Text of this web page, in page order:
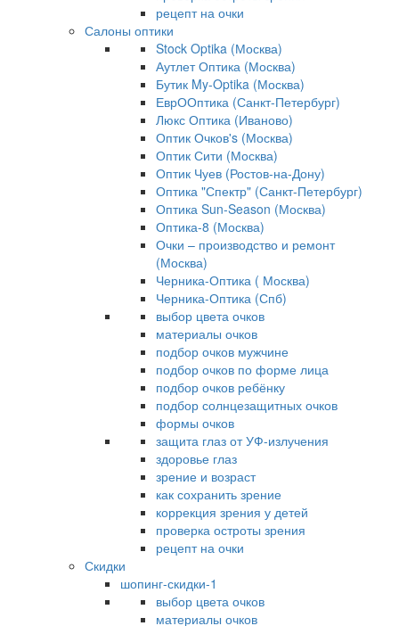
рецепт на очки
Салоны оптики
Stock Optika (Москва)
Аутлет Оптика (Москва)
Бутик My-Optika (Москва)
ЕврООптика (Санкт-Петербург)
Люкс Оптика (Иваново)
Оптик Очков's (Москва)
Оптик Сити (Москва)
Оптик Чуев (Ростов-на-Дону)
Оптика "Спектр" (Санкт-Петербург)
Оптика Sun-Season (Москва)
Оптика-8 (Москва)
Очки – производство и ремонт
(Москва)
Черника-Оптика ( Москва)
Черника-Оптика (Спб)
выбор цвета очков
материалы очков
подбор очков мужчине
подбор очков по форме лица
подбор очков ребёнку
подбор солнцезащитных очков
формы очков
защита глаз от УФ-излучения
здоровье глаз
зрение и возраст
как сохранить зрение
коррекция зрения у детей
проверка остроты зрения
рецепт на очки
Скидки
шопинг-скидки-1
выбор цвета очков
материалы очков